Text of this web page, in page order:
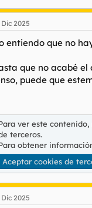
Dic 2025
entiendo que no
que no acabé
puede que
ver este
terceros.
obtener
Aceptar cookies de
Dic 2025